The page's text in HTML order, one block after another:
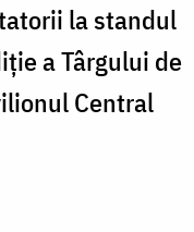
la standul
a Târgului de
Central